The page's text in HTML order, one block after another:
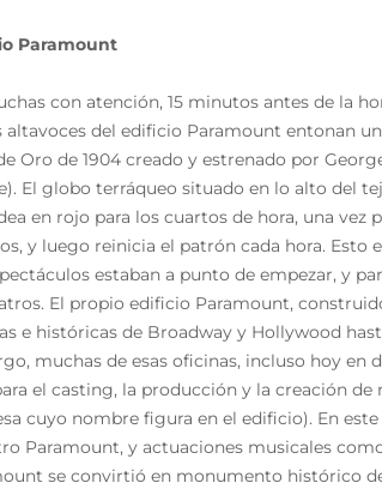
Paramount
con atención, 15 minutos antes de la
altavoces del edificio Paramount entonan
Oro de 1904 creado y estrenado por
El globo terráqueo situado en lo alto del
en rojo para los cuartos de hora, una vez
y luego reinicia el patrón cada hora. Esto
estaban a punto de empezar, y
El propio edificio Paramount,
e históricas de Broadway y Hollywood
muchas de esas oficinas, incluso hoy en
el casting, la producción y la creación
cuyo nombre figura en el edificio). En
Paramount, y actuaciones musicales
se convirtió en monumento histórico